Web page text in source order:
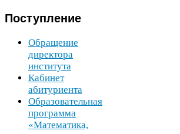
Поступление
Обращение
директора
института
Кабинет
абитуриента
Образовательная
программа
«Математика,